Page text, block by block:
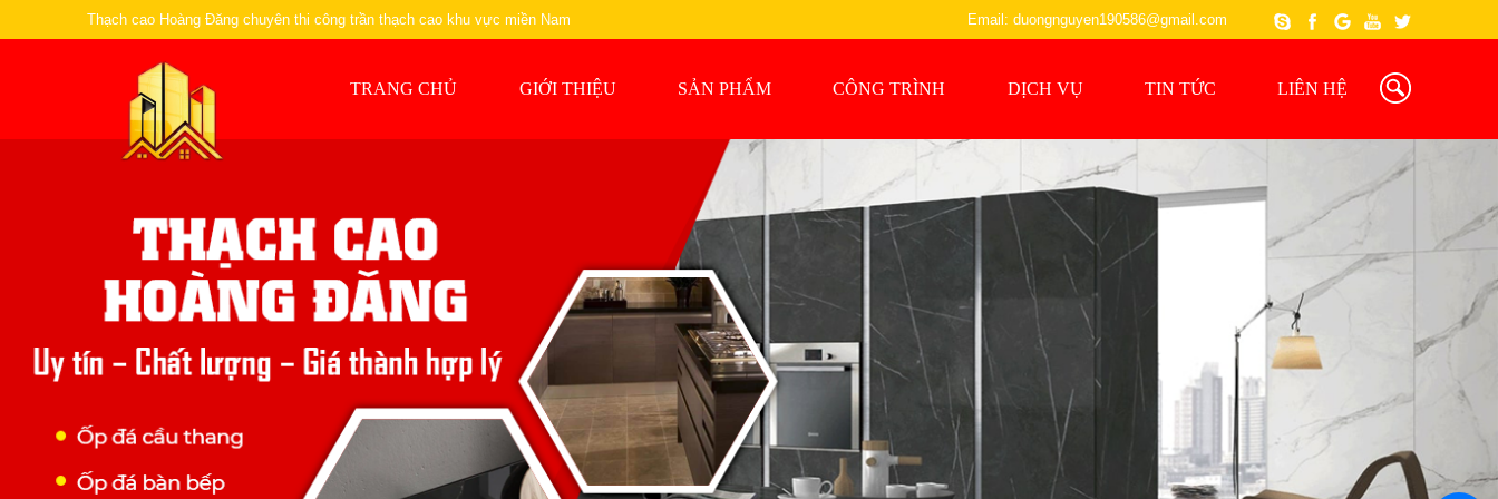
Thạch cao Hoàng Đăng chuyên thi công trần thạch cao khu vực miền Nam Email: duongnguyen190586@gmail.com
TRANG CHỦ GIỚI THIỆU SẢN PHẨM CÔNG TRÌNH DỊCH VỤ TIN TỨC LIÊN HỆ